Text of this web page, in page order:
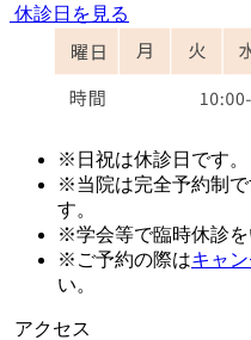
休診日を見る
※日祝は休診日です。
※当院は完全予約制で
す。
※学会等で臨時休診を
※ご予約の際はキャ
い。
アクセス